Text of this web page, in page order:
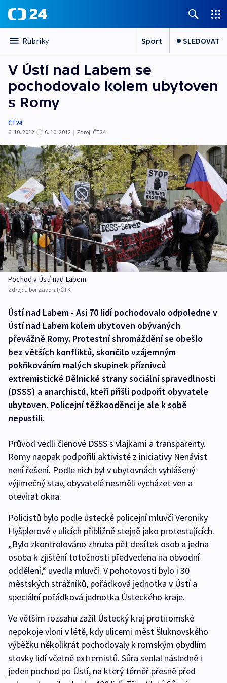
Rubriky Sport SLEDOVAT
V Ústí nad Labem se
pochodovalo kolem ubytoven
s Romy
ČT24
6. 10. 2012
6. 10. 2012 | Zdroj: ČT24
Pochod v Ústí nad Labem
Zdroj: Libor Zavoral/ČTK
Ústí nad Labem - Asi 70 lidí pochodovalo odpoledne v
Ústí nad Labem kolem ubytoven obývaných
převážně Romy. Protestní shromáždění se obešlo
bez větších konfliktů, skončilo vzájemným
pokřikováním malých skupinek příznivců
extremistické Dělnické strany sociální spravedlnosti
(DSSS) a anarchistů, kteří přišli podpořit obyvatele
ubytoven. Policejní těžkooděnci je ale k sobě
nepustili.
Průvod vedli členové DSSS s vlajkami a transparenty.
Romy naopak podpořili aktivisté z iniciativy Nenávist
není řešení. Podle nich byl v ubytovnách vyhlášený
výjimečný stav, obyvatelé nesměli vycházet ven a
otevírat okna.
Policistů bylo podle ústecké policejní mluvčí Veroniky
Hyšplerové v ulicích přibližně stejně jako protestujících.
„Bylo zkontrolováno zhruba pět desítek osob a jedna
osoba k zjištění totožnosti předvedena na obvodní
oddělení,“ uvedla mluvčí. V pohotovosti bylo i 30
městských strážníků, pořádková jednotka v Ústí a
speciální pořádková jednotka Ústeckého kraje.
Ve větším rozsahu zažil Ústecký kraj protiromské
nepokoje vloni v létě, kdy ulicemi měst Šluknovského
výběžku několikrát pochodovaly k romským obydlím
stovky lidí včetně extremistů. Sůra svolal následně i
jeden pochod po Ústí, na který téměř přesně před